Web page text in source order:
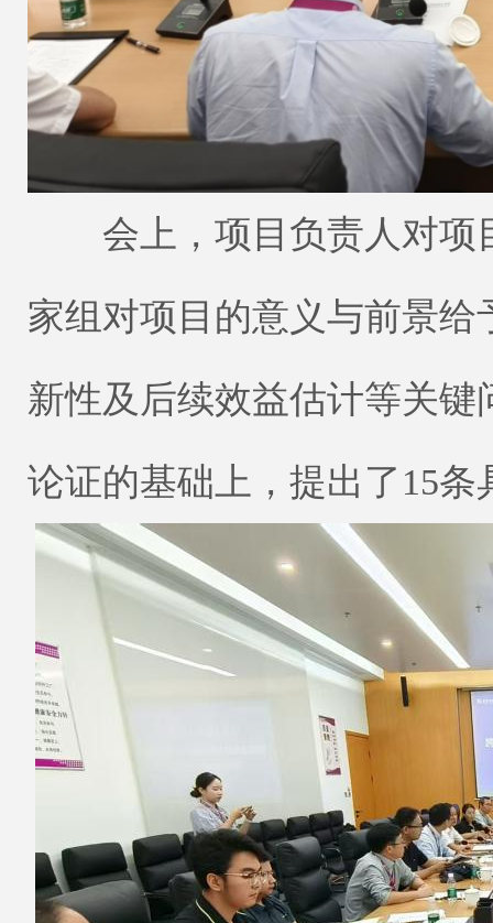
会上，项目负责人对项
家组对项目的意义与前景
新性及后续效益估计等关
论证的基础上，提出了15